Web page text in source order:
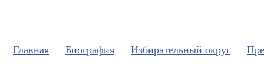
Главная Биография Избирательный округ